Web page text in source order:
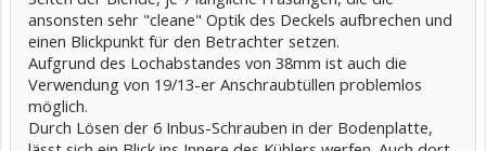
ansonsten sehr "cleane" Optik des Deckels aufbrechen und
einen Blickpunkt für den Betrachter setzen.
Aufgrund des Lochabstandes von 38mm ist auch die
Verwendung von 19/13-er Anschraubtüllen problemlos
möglich.
Durch Lösen der 6 Inbus-Schrauben in der Bodenplatte,